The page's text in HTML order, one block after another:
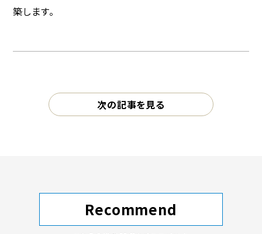
築します。
次の記事を見る
Recommend